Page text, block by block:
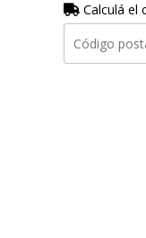
Calculá el